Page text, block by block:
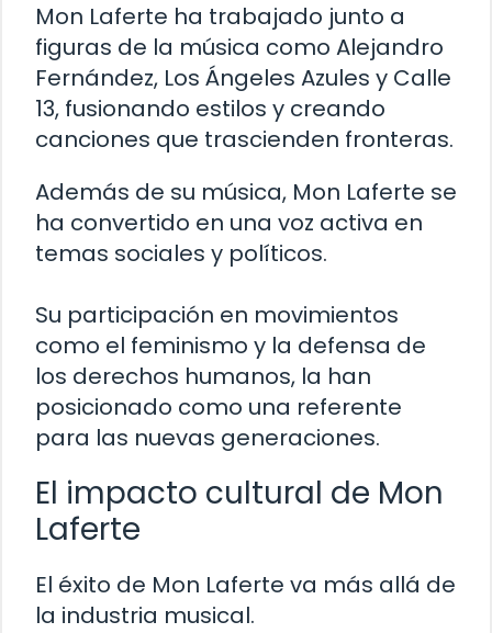
Mon Laferte ha trabajado junto a
figuras de la música como Alejandro
Fernández, Los Ángeles Azules y Calle
13, fusionando estilos y creando
canciones que trascienden fronteras.
Además de su música, Mon Laferte se
ha convertido en una voz activa en
temas sociales y políticos.
Su participación en movimientos
como el feminismo y la defensa de
los derechos humanos, la han
posicionado como una referente
para las nuevas generaciones.
El impacto cultural de Mon
Laferte
El éxito de Mon Laferte va más allá de
la industria musical.